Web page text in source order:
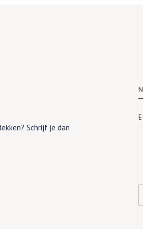
Schrijf je dan